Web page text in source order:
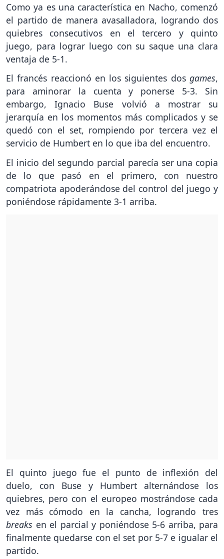
Como ya es una característica en Nacho, comenzó
el partido de manera avasalladora, logrando dos
quiebres consecutivos en el tercero y quinto
juego, para lograr luego con su saque una clara
ventaja de 5-1.
El francés reaccionó en los siguientes dos games,
para aminorar la cuenta y ponerse 5-3. Sin
embargo, Ignacio Buse volvió a mostrar su
jerarquía en los momentos más complicados y se
quedó con el set, rompiendo por tercera vez el
servicio de Humbert en lo que iba del encuentro.
El inicio del segundo parcial parecía ser una copia
de lo que pasó en el primero, con nuestro
compatriota apoderándose del control del juego y
poniéndose rápidamente 3-1 arriba.
El quinto juego fue el punto de inflexión del
duelo, con Buse y Humbert alternándose los
quiebres, pero con el europeo mostrándose cada
vez más cómodo en la cancha, logrando tres
breaks en el parcial y poniéndose 5-6 arriba, para
finalmente quedarse con el set por 5-7 e igualar el
partido.